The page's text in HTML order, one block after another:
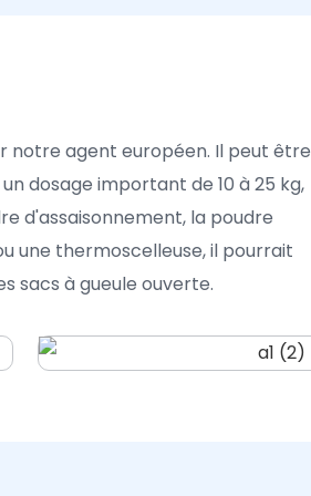
notre agent européen. Il peut être
dosage important de 10 à 25 kg,
d'assaisonnement, la poudre
une thermoscelleuse, il pourrait
sacs à gueule ouverte.